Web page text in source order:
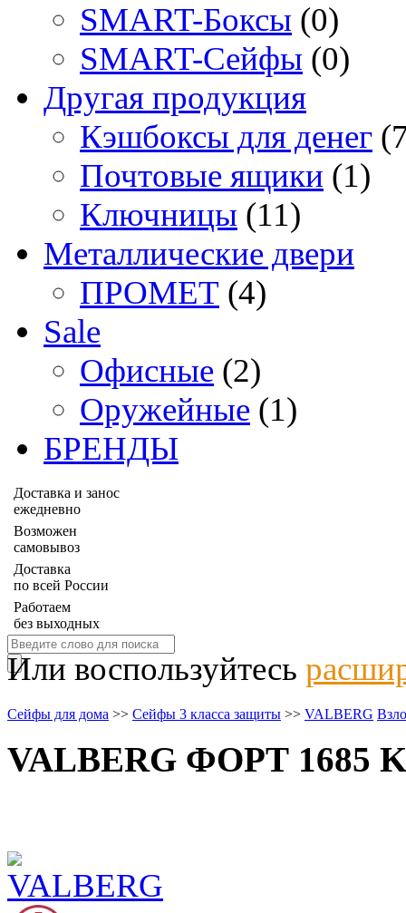
SMART-Боксы (0)
SMART-Сейфы (0)
Другая продукция
Кэшбоксы для денег
Почтовые ящики (1)
Ключницы (11)
Металлические двери
ПРОМЕТ (4)
Sale
Офисные (2)
Оружейные (1)
БРЕНДЫ
Доставка и занос
ежедневно
Возможен
самовывоз
Доставка
по всей России
Работаем
без выходных
Или воспользуйтесь
Сейфы для дома >> Сейфы 3 класса защиты >> VALBERG
VALBERG ФОРТ 1685